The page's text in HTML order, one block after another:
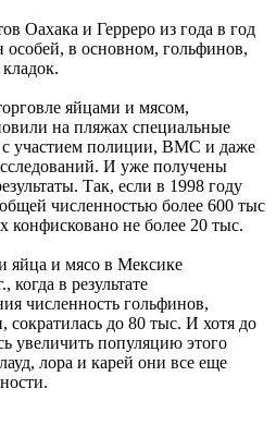
Оахака и Герреро из года в год
в основном, гольфинов,
яйцами и мясом,
на пляжах специальные
с участием полиции, ВМС и даже
И уже получены
Так, если в 1998 году
численностью более 600 тыс
не более 20 тыс.
яйца и мясо в Мексике
когда в результате
численность гольфинов,
до 80 тыс. И хотя до
увеличить популяцию этого
лора и карей они все еще